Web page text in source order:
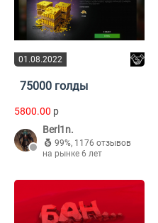
01.08.2022
75000 голды
5800.00 p
Berl1n.
99%, 1176 отзывов
на рынке 6 лет